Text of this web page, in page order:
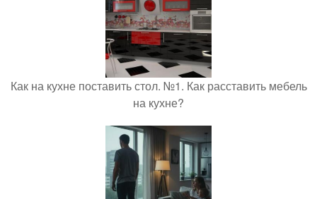
Как на кухне поставить стол. №1. Как расставить мебель
на кухне?